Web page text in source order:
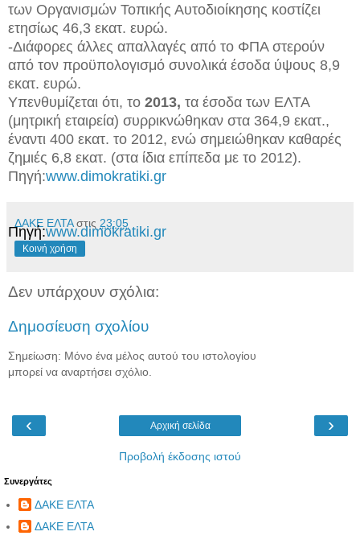
των Οργανισμών Τοπικής Αυτοδιοίκησης κοστίζει
ετησίως 46,3 εκατ. ευρώ.
-Διάφορες άλλες απαλλαγές από το ΦΠΑ στερούν
από τον προϋπολογισμό συνολικά έσοδα ύψους 8,9
εκατ. ευρώ.
Υπενθυμίζεται ότι, το 2013, τα έσοδα των ΕΛΤΑ
(μητρική εταιρεία) συρρικνώθηκαν στα 364,9 εκατ.,
έναντι 400 εκατ. το 2012, ενώ σημειώθηκαν καθαρές
ζημιές 6,8 εκατ. (στα ίδια επίπεδα με το 2012).
Πηγή:www.dimokratiki.gr
Πηγή:www.dimokratiki.gr
ΔΑΚΕ ΕΛΤΑ στις 23:05
Κοινή χρήση
Δεν υπάρχουν σχόλια:
Δημοσίευση σχολίου
Σημείωση: Μόνο ένα μέλος αυτού του ιστολογίου
μπορεί να αναρτήσει σχόλιο.
‹ ›
Αρχική σελίδα
Προβολή έκδοσης ιστού
Συνεργάτες
ΔΑΚΕ ΕΛΤΑ
ΔΑΚΕ ΕΛΤΑ